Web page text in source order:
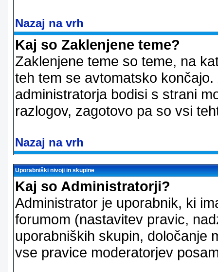
Nazaj na vrh
Kaj so Zaklenjene teme?
Zaklenjene teme so teme, na
teh tem se avtomatsko
administratorja bodisi s strani
razlogov, zagotovo pa so vsi
Nazaj na vrh
Uporabniški nivoji in skupine
Kaj so Administratorji?
Administrator je uporabnik, ki
forumom (nastavitev pravic,
uporabniških skupin, določanje
vse pravice moderatorjev